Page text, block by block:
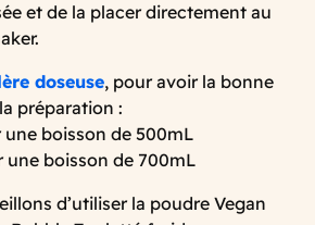
et de la placer directement au
doseuse, pour avoir la bonne
préparation :
boisson de 500mL
une boisson de 700mL
d’utiliser la poudre Vegan